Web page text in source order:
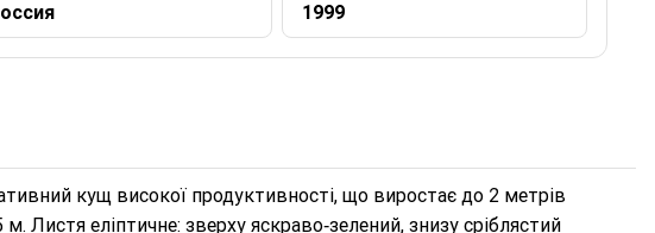
1999
кущ високої продуктивності, що виростає до 2 метрів
Листя еліптичне: зверху яскраво‑зелений, знизу сріблястий